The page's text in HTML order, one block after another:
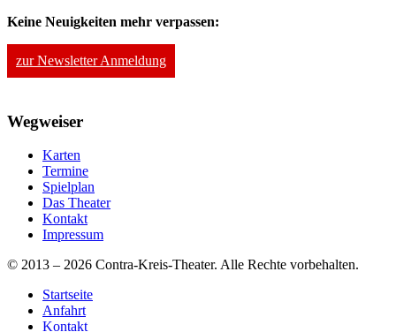
Keine Neuigkeiten mehr verpassen:
zur Newsletter Anmeldung
Wegweiser
Karten
Termine
Spielplan
Das Theater
Kontakt
Impressum
© 2013 – 2026 Contra-Kreis-Theater. Alle Rechte vorbehalten.
Startseite
Anfahrt
Kontakt